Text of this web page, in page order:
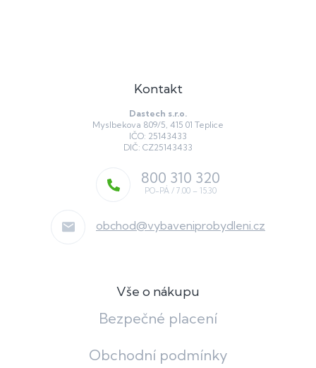
Kontakt
Dastech s.r.o.
Myslbekova 809/5, 415 01 Teplice
IČO: 25143433
DIČ: CZ25143433
obchod@vybaveniprobydleni.cz
800 310 320
Vše o nákupu
Bezpečné placení
Obchodní podmínky